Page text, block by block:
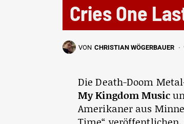
Cries One
VON CHRISTIAN WÖGERBAUER
Die Death-Doom
My Kingdom Music
Amerikaner aus